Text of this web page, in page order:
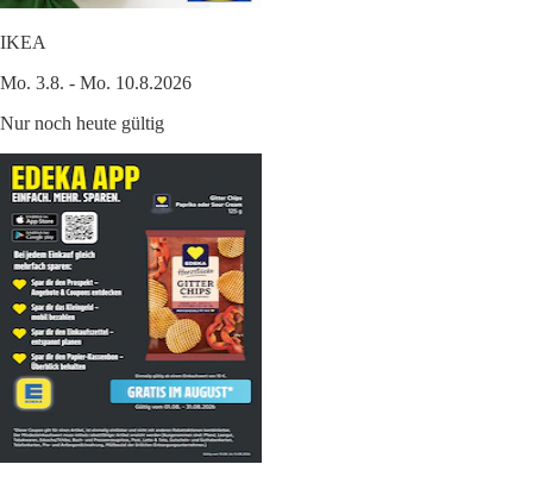
IKEA
Mo. 3.8. - Mo. 10.8.2026
Nur noch heute gültig